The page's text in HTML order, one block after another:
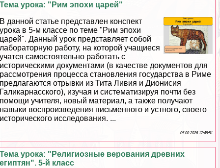
Тема урока: "Рим эпохи царей"
В данной статье представлен конспект
урока в 5-м классе по теме "Рим эпохи
царей". Данный урок представляет собой
лабораторную работу, на которой учащиеся
учатся самостоятельно работать с
историческими документами (в качестве документов для
рассмотрения процесса становления государства в Риме
предлагаются отрывки из Тита Ливия и Дионисия
Галикарнасского), изучая и систематизируя почти без
помощи учителя, новый материал, а также получают
навыки воспроизведения письменного и устного, своего
исторического исследования. ...
05 08 2026 17:48:51
Тема урока: "Религиозные верования древних
египтян". 5-й класс